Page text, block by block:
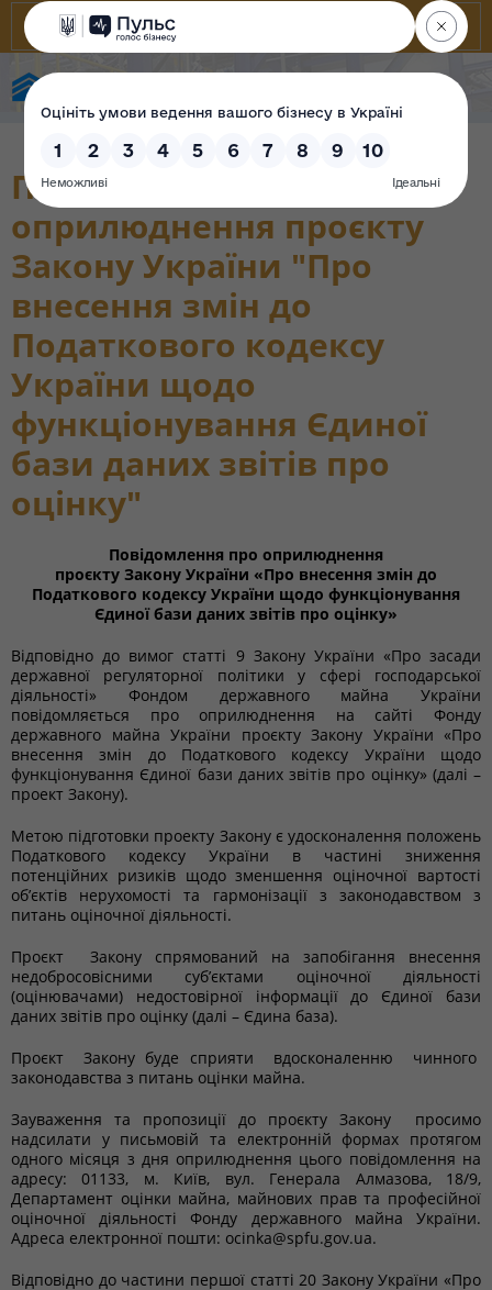
Повідомлення про
оприлюднення проєкту
Закону України "Про
внесення змін до
Податкового кодексу
України щодо
функціонування Єдиної
бази даних звітів про
оцінку"
Повідомлення про оприлюднення
проєкту Закону України «Про внесення змін до
Податкового кодексу України щодо функціонування
Єдиної бази даних звітів про оцінку»
Відповідно до вимог статті 9 Закону України «Про засади
державної регуляторної політики у сфері господарської
діяльності» Фондом державного майна України
повідомляється про оприлюднення на сайті Фонду
державного майна України проєкту Закону України «Про
внесення змін до Податкового кодексу України щодо
функціонування Єдиної бази даних звітів про оцінку» (далі –
проект Закону).
Метою підготовки проекту Закону є удосконалення положень
Податкового кодексу України в частині зниження
потенційних ризиків щодо зменшення оціночної вартості
об’єктів нерухомості та гармонізації з законодавством з
питань оціночної діяльності.
Проєкт Закону спрямований на запобігання внесення
недобросовісними суб’єктами оціночної діяльності
(оцінювачами) недостовірної інформації до Єдиної бази
даних звітів про оцінку (далі – Єдина база).
Проєкт Закону буде сприяти вдосконаленню чинного
законодавства з питань оцінки майна.
Зауваження та пропозиції до проєкту Закону просимо
надсилати у письмовій та електронній формах протягом
одного місяця з дня оприлюднення цього повідомлення на
адресу: 01133, м. Київ, вул. Генерала Алмазова, 18/9,
Департамент оцінки майна, майнових прав та професійної
оціночної діяльності Фонду державного майна України.
Адреса електронної пошти: ocinka@spfu.gov.ua.
Відповідно до частини першої статті 20 Закону України «Про